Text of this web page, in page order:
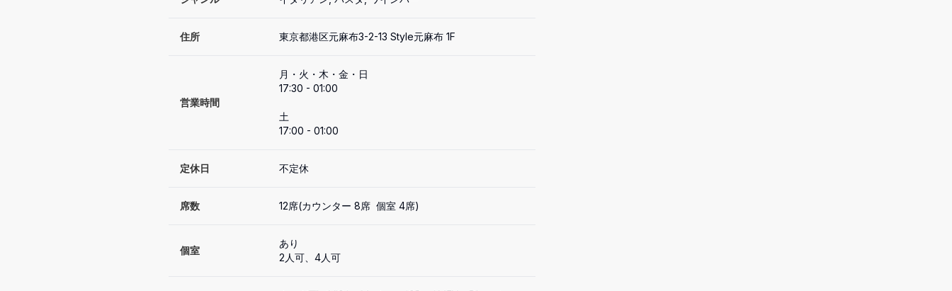
住所 東京都港区元麻布3-2-13 Style元麻布 1F
営業時間
月・火・木・金・日
17:30 - 01:00
土
17:00 - 01:00
定休日 不定休
席数 12席(カウンター 8席  個室 4席)
個室
あり
2人可、4人可